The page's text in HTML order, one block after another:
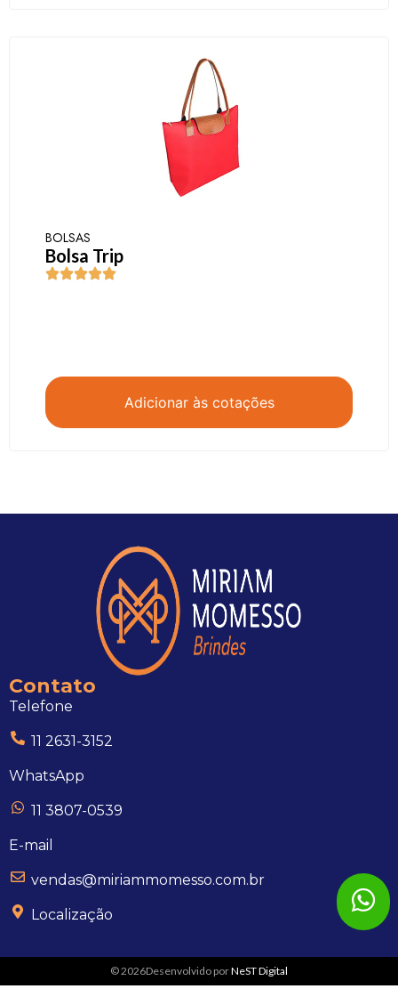
BOLSAS
Bolsa Trip
Adicionar às cotações
Contato
Telefone
11 2631-3152
WhatsApp
11 3807-0539
E-mail
vendas@miriammomesso.com.br
Localização
© 2026Desenvolvido porNeST Digital